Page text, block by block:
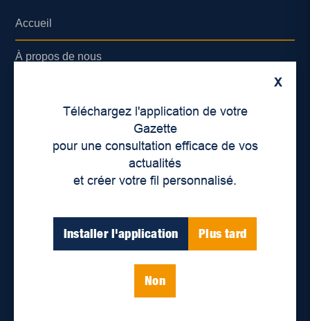
X
Téléchargez l'application de votre
Gazette
pour une consultation efficace de vos
actualités
et créer votre fil personnalisé.
Installer l'application Plus tard
Non
Accueil
À propos de nous
Lieux de distribution